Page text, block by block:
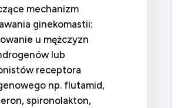
mechanizm
ginekomastii:
u mężczyzn
lub
receptora
np. flutamid,
spironolakton,